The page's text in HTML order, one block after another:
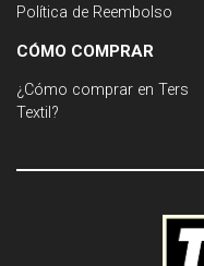
Política de Reembolso
CÓMO COMPRAR
¿Cómo comprar en Ters
Textil?